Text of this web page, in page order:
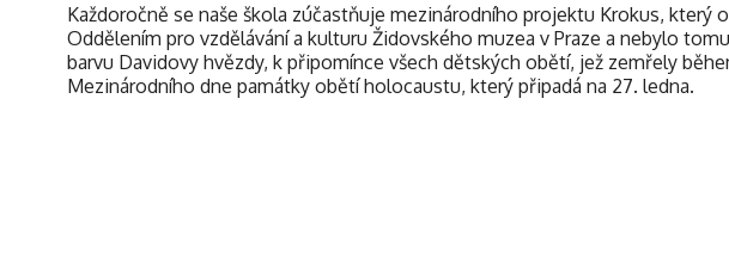
Každoročně se naše škola zúčastňuje mezinárodního projektu Krokus,
Oddělením pro vzdělávání a kulturu Židovského muzea v Praze a nebylo
barvu Davidovy hvězdy, k připomínce všech dětských obětí, jež zemřely
Mezinárodního dne památky obětí holocaustu, který připadá na 27. ledna.